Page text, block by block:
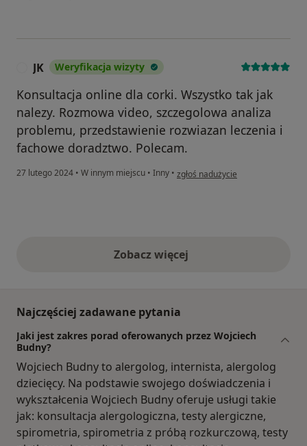
JK Weryfikacja wizyty
Konsultacja online dla corki. Wszystko tak jak
nalezy. Rozmowa video, szczegolowa analiza
problemu, przedstawienie rozwiazan leczenia i
fachowe doradztwo. Polecam.
27 lutego 2024 • W innym miejscu • Inny • w opinii użytkownika JK
zgłoś nadużycie
Zobacz więcejopinie powyżej
Najczęściej zadawane pytania
Jaki jest zakres porad oferowanych przez Wojciech
Budny?
Wojciech Budny to alergolog, internista, alergolog
dziecięcy. Na podstawie swojego doświadczenia i
wykształcenia Wojciech Budny oferuje usługi takie
jak: konsultacja alergologiczna, testy alergiczne,
spirometria, spirometria z próbą rozkurczową, testy